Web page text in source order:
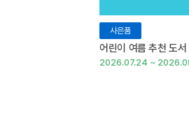
사은품
어린이 여름 추천 도
2026.07.24 ~